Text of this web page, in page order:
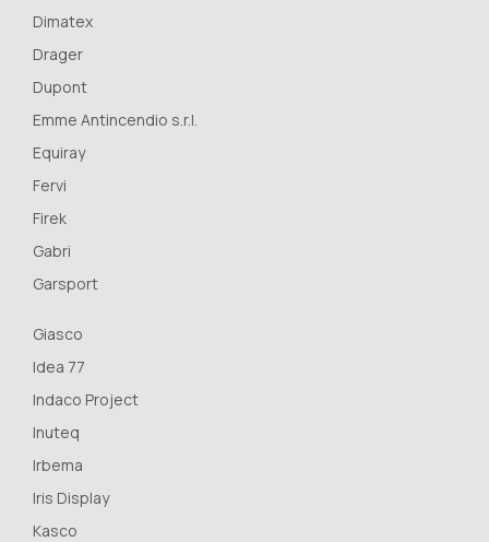
Dimatex
Drager
Dupont
Emme Antincendio s.r.l.
Equiray
Fervi
Firek
Gabri
Garsport
Giasco
Idea 77
Indaco Project
Inuteq
Irbema
Iris Display
Kasco